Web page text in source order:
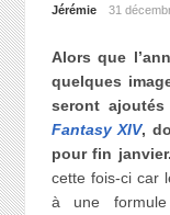
Jérémie 31
Alors que
quelques
seront
Fantasy XIV,
pour fin janvier.
cette fois-ci car
à une